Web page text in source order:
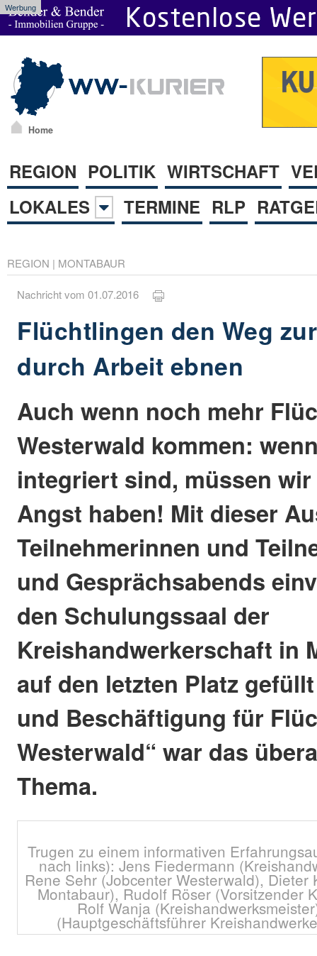
Werbung
Home
REGION POLITIK WIRTSCHAFT
LOKALES
TERMINE RLP
REGION | MONTABAUR
Nachricht vom 01.07.2016
Flüchtlingen den Weg
durch Arbeit ebnen
Auch wenn noch mehr
Westerwald kommen:
integriert sind, müssen
Angst haben! Mit dieser
Teilnehmerinnen und
und Gesprächsabends
den Schulungssaal der
Kreishandwerkerschaft in
auf den letzten Platz
und Beschäftigung für
Westerwald“ war das
Thema.
Trugen zu einem informativen
nach links): Jens Fiedermann
Rene Sehr (Jobcenter Westerwald),
Montabaur), Rudolf Röser (Vorsitzender
Rolf Wanja
(Hauptgeschäftsführer